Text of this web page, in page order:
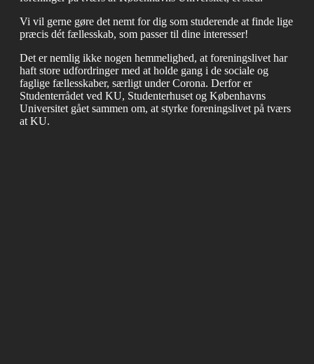
Vi vil gerne gøre det nemt for dig som studerende at finde lige
præcis dét fællesskab, som passer til dine interesser!
Det er nemlig ikke nogen hemmelighed, at foreningslivet har
haft store udfordringer med at holde gang i de sociale og
faglige fællesskaber, særligt under Corona. Derfor er
Studenterrådet ved KU, Studenterhuset og Københavns
Universitet gået sammen om, at styrke foreningslivet på tværs
at KU.